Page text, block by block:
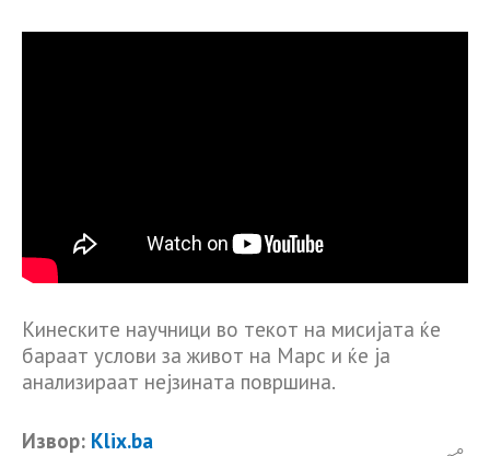
Кинеските научници во текот на мисијата ќе
бараат услови за живот на Марс и ќе ја
анализираат нејзината површина.
Извор: Klix.ba